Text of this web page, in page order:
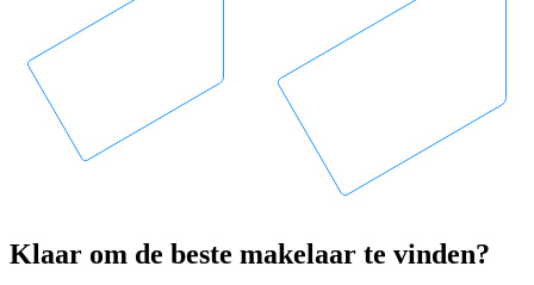
Klaar om de beste makelaar te vinden?